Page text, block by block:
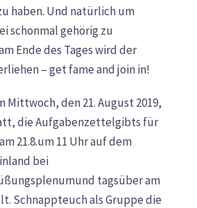
haben. Und natürlich um
schonmal gehörig zu
Ende des Tages wird der
– get fame and join in!
Mittwoch, den 21. August 2019,
die Aufgabenzettelgibts für
21.8.um 11 Uhr auf dem
bei
tagsüber am
Schnappteuch als Gruppe die